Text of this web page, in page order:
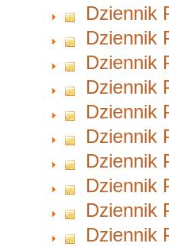
Dziennik
Dziennik
Dziennik
Dziennik
Dziennik
Dziennik
Dziennik
Dziennik
Dziennik
Dziennik